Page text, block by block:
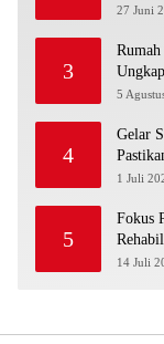
27 Juni
3
5
4
Gelar
1 Juli
5
Fokus
14 Juli